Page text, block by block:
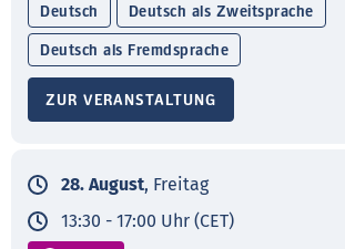
Deutsch Deutsch als Zweitsprache
Deutsch als Fremdsprache
ZUR VERANSTALTUNG
28. August, Freitag
13:30 - 17:00 Uhr (CET)